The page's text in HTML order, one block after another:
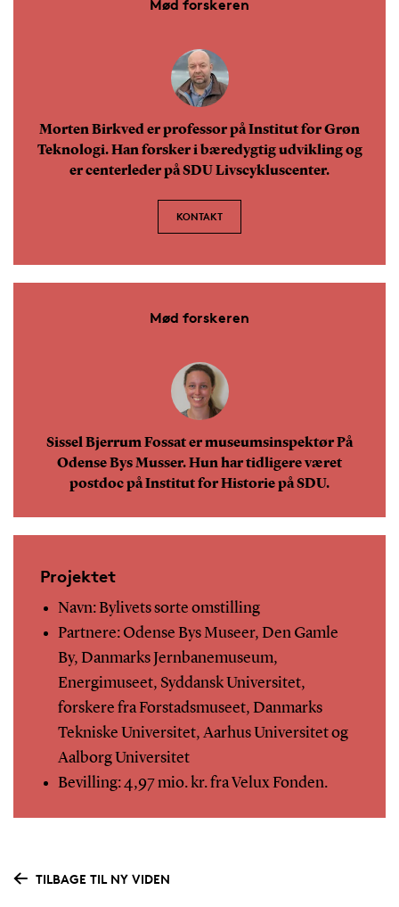
Mød forskeren
Morten Birkved er professor på Institut for Grøn
Teknologi. Han forsker i bæredygtig udvikling og
er centerleder på SDU Livscykluscenter.
KONTAKT
Mød forskeren
Sissel Bjerrum Fossat er museumsinspektør På
Odense Bys Musser. Hun har tidligere været
postdoc på Institut for Historie på SDU.
Projektet
Navn: Bylivets sorte omstilling
Partnere: Odense Bys Museer, Den Gamle
By, Danmarks Jernbanemuseum,
Energimuseet, Syddansk Universitet,
forskere fra Forstadsmuseet, Danmarks
Tekniske Universitet, Aarhus Universitet og
Aalborg Universitet
Bevilling: 4,97 mio. kr. fra Velux Fonden.
TILBAGE TIL NY VIDEN